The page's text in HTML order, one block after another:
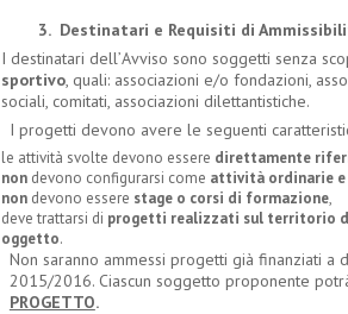
3. Destinatari e Requisiti di
I destinatari dell’Avviso sono soggetti senza
sportivo, quali: associazioni e/o fondazioni,
sociali, comitati, associazioni dilettantistiche.
I progetti devono avere le seguenti
le attività svolte devono essere direttamente
non devono configurarsi come attività ordinarie e
non devono essere stage o corsi di formazione,
deve trattarsi di progetti realizzati sul territorio
oggetto.
Non saranno ammessi progetti già finanziati
2015/2016. Ciascun soggetto proponente
PROGETTO.